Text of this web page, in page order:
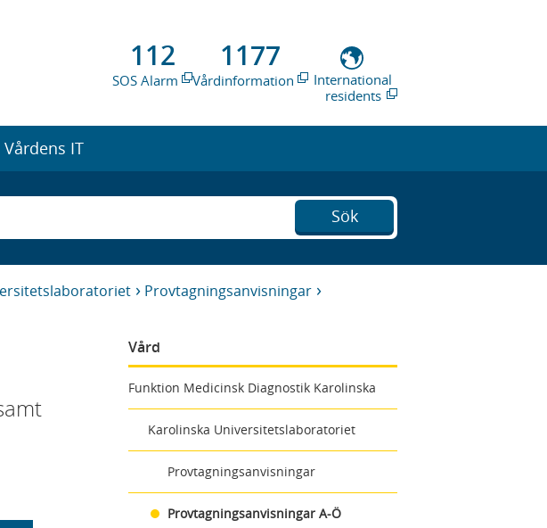
112
SOS Alarm
1177
Vårdinformation
International
residents
Vårdens IT
Sök
Provtagningsanvisningar
Vård
Funktion Medicinsk Diagnostik Karolinska
Karolinska Universitetslaboratoriet
Provtagningsanvisningar
Provtagningsanvisningar A-Ö